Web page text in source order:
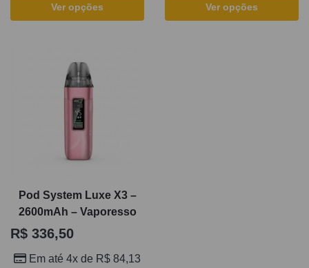
Ver opções Ver opções
Pod System Luxe X3 –
2600mAh – Vaporesso
R$ 336,50
Em até 4x de R$ 84,13